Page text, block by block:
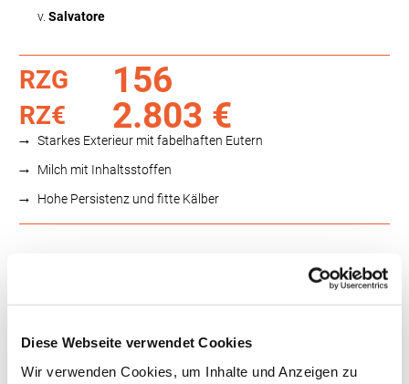
Diese Webseite verwendet Cookies
Wir verwenden Cookies, um Inhalte und Anzeigen zu
v. Salvatore
RZG 156
RZ€ 2.803 €
Starkes Exterieur mit fabelhaften Eutern
Milch mit Inhaltsstoffen
Hohe Persistenz und fitte Kälber
124
RZN
121
RZKd